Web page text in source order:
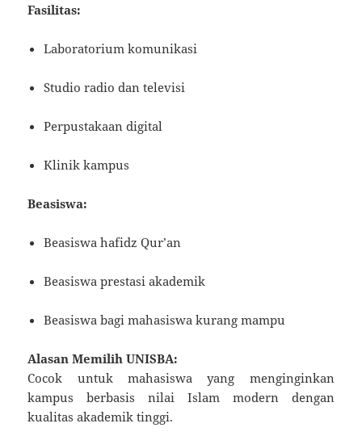
Fasilitas:
Laboratorium komunikasi
Studio radio dan televisi
Perpustakaan digital
Klinik kampus
Beasiswa:
Beasiswa hafidz Qur’an
Beasiswa prestasi akademik
Beasiswa bagi mahasiswa kurang mampu
Alasan Memilih UNISBA:
Cocok untuk mahasiswa yang menginginkan
kampus berbasis nilai Islam modern dengan
kualitas akademik tinggi.